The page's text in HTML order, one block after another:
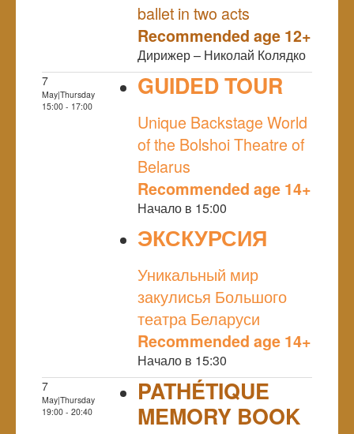
ballet in two acts
Recommended age 12+
Дирижер – Николай Колядко
7
May|Thursday
15:00 - 17:00
GUIDED TOUR
Unique Backstage World
of the Bolshoi Theatre of
Belarus
Recommended age 14+
Начало в 15:00
ЭКСКУРСИЯ
Уникальный мир
закулисья Большого
театра Беларуси
Recommended age 14+
Начало в 15:30
7
May|Thursday
19:00 - 20:40
PATHÉTIQUE
MEMORY BOOK